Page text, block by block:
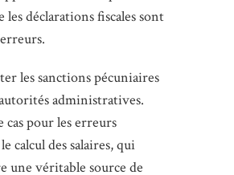
les déclarations fiscales sont
les sanctions pécuniaires
administratives.
cas pour les erreurs
calcul des salaires, qui
une véritable source de